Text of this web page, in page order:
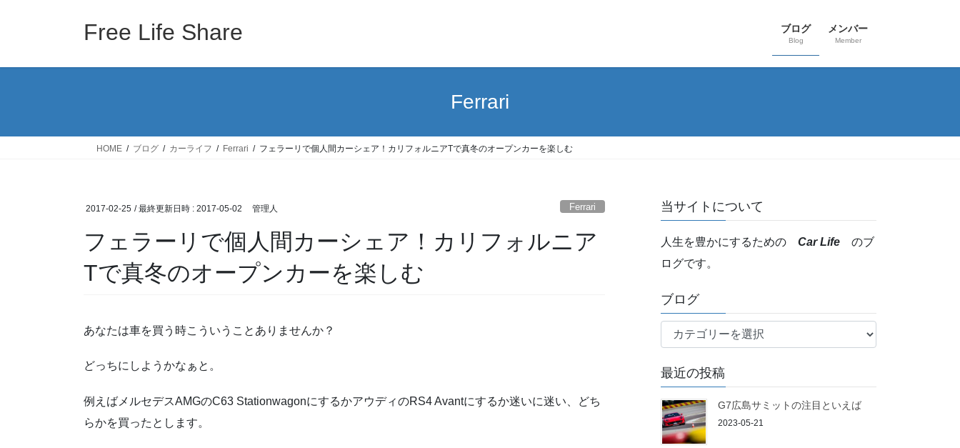
Free Life Share ブログ
Blog
メンバー
Member
Ferrari
HOME ブログ カーライフ Ferrari フェラーリで個人間カーシェア！カリフォルニアTで真冬のオープンカーを楽しむ
2017-02-25 / 最終更新日時 : 2017-05-02 管理人 Ferrari
フェラーリで個人間カーシェア！カリフォルニア
Tで真冬のオープンカーを楽しむ
あなたは車を買う時こういうことありませんか？
どっちにしようかなぁと。
例えばメルセデスAMGのC63 StationwagonにするかアウディのRS4 Avantにするか迷いに迷い、どち
らかを買ったとします。
当サイトについて
人生を豊かにするためのCar Lifeのブ
ログです。
ブログ
ロ
最近の投稿
G7広島サミットの注目といえば
2023-05-21